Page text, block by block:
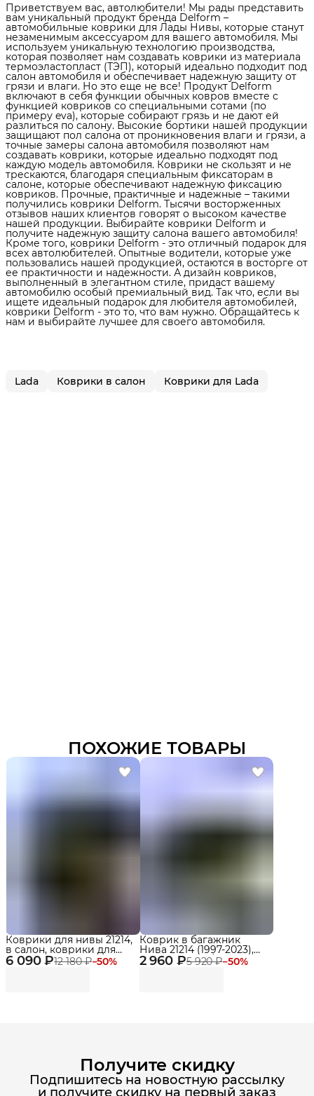
Приветствуем вас, автолюбители! Мы рады представить
вам уникальный продукт бренда Delform –
автомобильные коврики для Лады Нивы, которые станут
незаменимым аксессуаром для вашего автомобиля. Мы
используем уникальную технологию производства,
которая позволяет нам создавать коврики из материала
термоэластопласт (ТЭП), который идеально подходит под
салон автомобиля и обеспечивает надежную защиту от
грязи и влаги. Но это еще не все! Продукт Delform
включают в себя функции обычных ковров вместе с
функцией ковриков со специальными сотами (по
примеру eva), которые собирают грязь и не дают ей
разлиться по салону. Высокие бортики нашей продукции
защищают пол салона от проникновения влаги и грязи, а
точные замеры салона автомобиля позволяют нам
создавать коврики, которые идеально подходят под
каждую модель автомобиля. Коврики не скользят и не
трескаются, благодаря специальным фиксаторам в
салоне, которые обеспечивают надежную фиксацию
ковриков. Прочные, практичные и надежные – такими
получились коврики Delform. Тысячи восторженных
отзывов наших клиентов говорят о высоком качестве
нашей продукции. Выбирайте коврики Delform и
получите надежную защиту салона вашего автомобиля!
Кроме того, коврики Delform - это отличный подарок для
всех автолюбителей. Опытные водители, которые уже
пользовались нашей продукцией, остаются в восторге от
ее практичности и надежности. А дизайн ковриков,
выполненный в элегантном стиле, придаст вашему
автомобилю особый премиальный вид. Так что, если вы
ищете идеальный подарок для любителя автомобилей,
коврики Delform - это то, что вам нужно. Обращайтесь к
нам и выбирайте лучшее для своего автомобиля.
Lada Коврики в салон Коврики для Lada
ПОХОЖИЕ ТОВАРЫ
6 090 ₽12 180 ₽−50%
Коврики для нивы 21214,
в салон, коврики для
Лада Нива LEGEND с
бортиками, эва, eva
2 960 ₽5 920 ₽−50%
Коврик в багажник
Нива 21214 (1997-2023),
Нива Легенд / Niva
Legend (2021-2025) с
Получите скидку
Подпишитесь на новостную рассылку
и получите скидку на первый заказ